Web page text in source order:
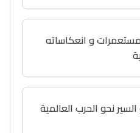
و انعكاساته
نحو الحرب العالمية